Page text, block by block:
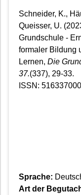
Schneider, K.,
Queisser, U.
Grundschule -
formaler Bildung
Lernen, Die
37.(337), 29-33.
ISSN:
Sprache:
Art der